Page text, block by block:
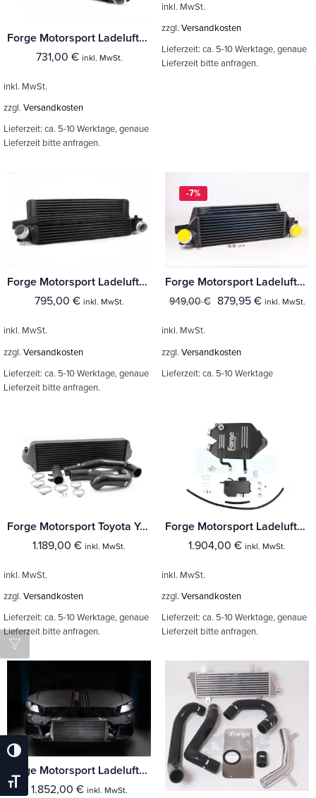
Umschalten Auf Hohe Kontraste
Schrift Vergrößern
Forge Motorsport Ladeluftkühler Mini Cooper S
731,00 € inkl. MwSt.
inkl. MwSt.
zzgl. Versandkosten
Lieferzeit: ca. 5-10 Werktage, genaue
Lieferzeit bitte anfragen.
inkl. MwSt.
zzgl. Versandkosten
Lieferzeit: ca. 5-10 Werktage, genaue
Lieferzeit bitte anfragen.
Forge Motorsport Ladeluftkühler Mini Cooper S (FMINT8)
795,00 € inkl. MwSt.
inkl. MwSt.
zzgl. Versandkosten
Lieferzeit: ca. 5-10 Werktage, genaue
Lieferzeit bitte anfragen.
-7%
Forge Motorsport Ladeluftkühler Mini Cooper S F56 John Cooper Works JCW
949,00€ 879,95 € inkl. MwSt.
inkl. MwSt.
zzgl. Versandkosten
Lieferzeit: ca. 5-10 Werktage
Forge Motorsport Toyota Yaris GR Ladeluftkühler
1.189,00 € inkl. MwSt.
inkl. MwSt.
zzgl. Versandkosten
Lieferzeit: ca. 5-10 Werktage, genaue
Lieferzeit bitte anfragen.
Forge Motorsport Ladeluftkühler (wassergekühlt) BMW M3/M4 F80/F82/F83
1.904,00 € inkl. MwSt.
inkl. MwSt.
zzgl. Versandkosten
Lieferzeit: ca. 5-10 Werktage, genaue
Lieferzeit bitte anfragen.
Forge Motorsport Ladeluftkühler Audi TTRS 8S
1.852,00 € inkl. MwSt.